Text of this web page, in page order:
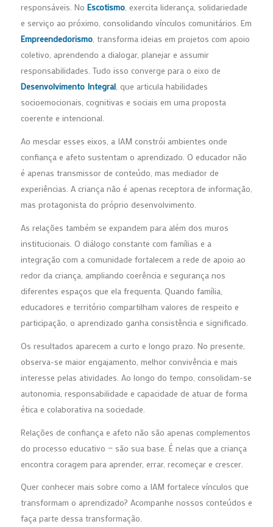
responsáveis. No Escotismo, exercita liderança, solidariedade
e serviço ao próximo, consolidando vínculos comunitários. Em
Empreendedorismo, transforma ideias em projetos com apoio
coletivo, aprendendo a dialogar, planejar e assumir
responsabilidades. Tudo isso converge para o eixo de
Desenvolvimento Integral, que articula habilidades
socioemocionais, cognitivas e sociais em uma proposta
coerente e intencional.
Ao mesclar esses eixos, a IAM constrói ambientes onde
confiança e afeto sustentam o aprendizado. O educador não
é apenas transmissor de conteúdo, mas mediador de
experiências. A criança não é apenas receptora de informação,
mas protagonista do próprio desenvolvimento.
As relações também se expandem para além dos muros
institucionais. O diálogo constante com famílias e a
integração com a comunidade fortalecem a rede de apoio ao
redor da criança, ampliando coerência e segurança nos
diferentes espaços que ela frequenta. Quando família,
educadores e território compartilham valores de respeito e
participação, o aprendizado ganha consistência e significado.
Os resultados aparecem a curto e longo prazo. No presente,
observa-se maior engajamento, melhor convivência e mais
interesse pelas atividades. Ao longo do tempo, consolidam-se
autonomia, responsabilidade e capacidade de atuar de forma
ética e colaborativa na sociedade.
Relações de confiança e afeto não são apenas complementos
do processo educativo — são sua base. É nelas que a criança
encontra coragem para aprender, errar, recomeçar e crescer.
Quer conhecer mais sobre como a IAM fortalece vínculos que
transformam o aprendizado? Acompanhe nossos conteúdos e
faça parte dessa transformação.